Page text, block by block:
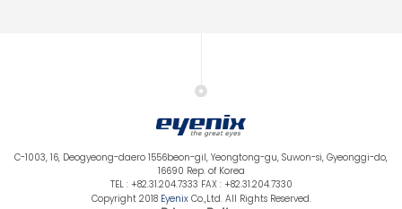
C-1003, 16, Deogyeong-daero 1556beon-gil, Yeongtong-gu, Suwon-si, Gyeonggi-do,
16690 Rep. of Korea
TEL : +82.31.204.7333 FAX : +82.31.204.7330
Copyright 2018 EyenixCo.,Ltd. All Rights Reserved.